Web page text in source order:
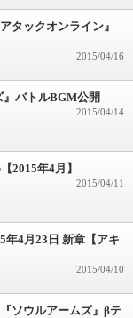
タックオンライン』
2015/04/16
バトルBGM公開
2015/04/14
2015年4月】
2015/04/11
年4月23日 新章【アキ
2015/04/10
ソウルアームズ』βテ